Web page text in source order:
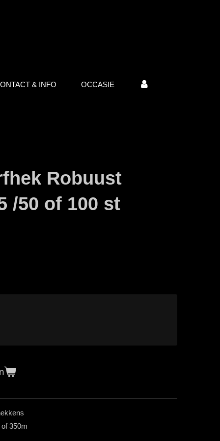
& INFO OCCASIE
Robuust
/50 of 100 st
350m